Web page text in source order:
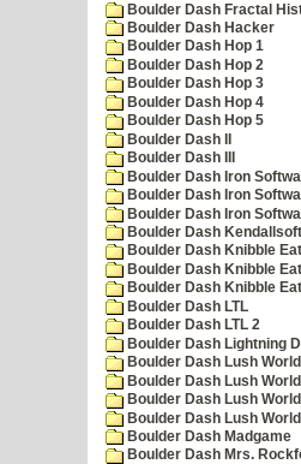
Boulder Dash Fractal
Boulder Dash Hacker
Boulder Dash Hop 1
Boulder Dash Hop 2
Boulder Dash Hop 3
Boulder Dash Hop 4
Boulder Dash Hop 5
Boulder Dash II
Boulder Dash III
Boulder Dash Iron
Boulder Dash Iron
Boulder Dash Iron
Boulder Dash
Boulder Dash Knibble
Boulder Dash Knibble
Boulder Dash Knibble
Boulder Dash LTL
Boulder Dash LTL 2
Boulder Dash Lightning
Boulder Dash Lush
Boulder Dash Lush
Boulder Dash Lush
Boulder Dash Lush
Boulder Dash Madgame
Boulder Dash Mrs.